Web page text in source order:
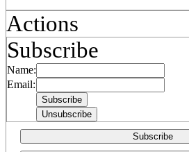
Actions
Subscribe
Name:
Email:
Subscribe